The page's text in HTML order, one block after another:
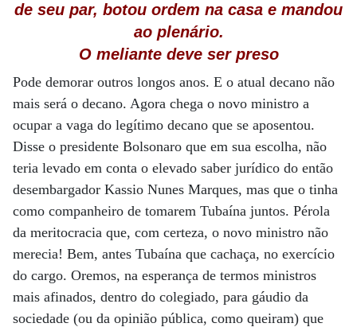
de seu par, botou ordem na casa e mandou
ao plenário.
O meliante deve ser preso
Pode demorar outros longos anos. E o atual decano não
mais será o decano. Agora chega o novo ministro a
ocupar a vaga do legítimo decano que se aposentou.
Disse o presidente Bolsonaro que em sua escolha, não
teria levado em conta o elevado saber jurídico do então
desembargador Kassio Nunes Marques, mas que o tinha
como companheiro de tomarem Tubaína juntos. Pérola
da meritocracia que, com certeza, o novo ministro não
merecia! Bem, antes Tubaína que cachaça, no exercício
do cargo. Oremos, na esperança de termos ministros
mais afinados, dentro do colegiado, para gáudio da
sociedade (ou da opinião pública, como queiram) que